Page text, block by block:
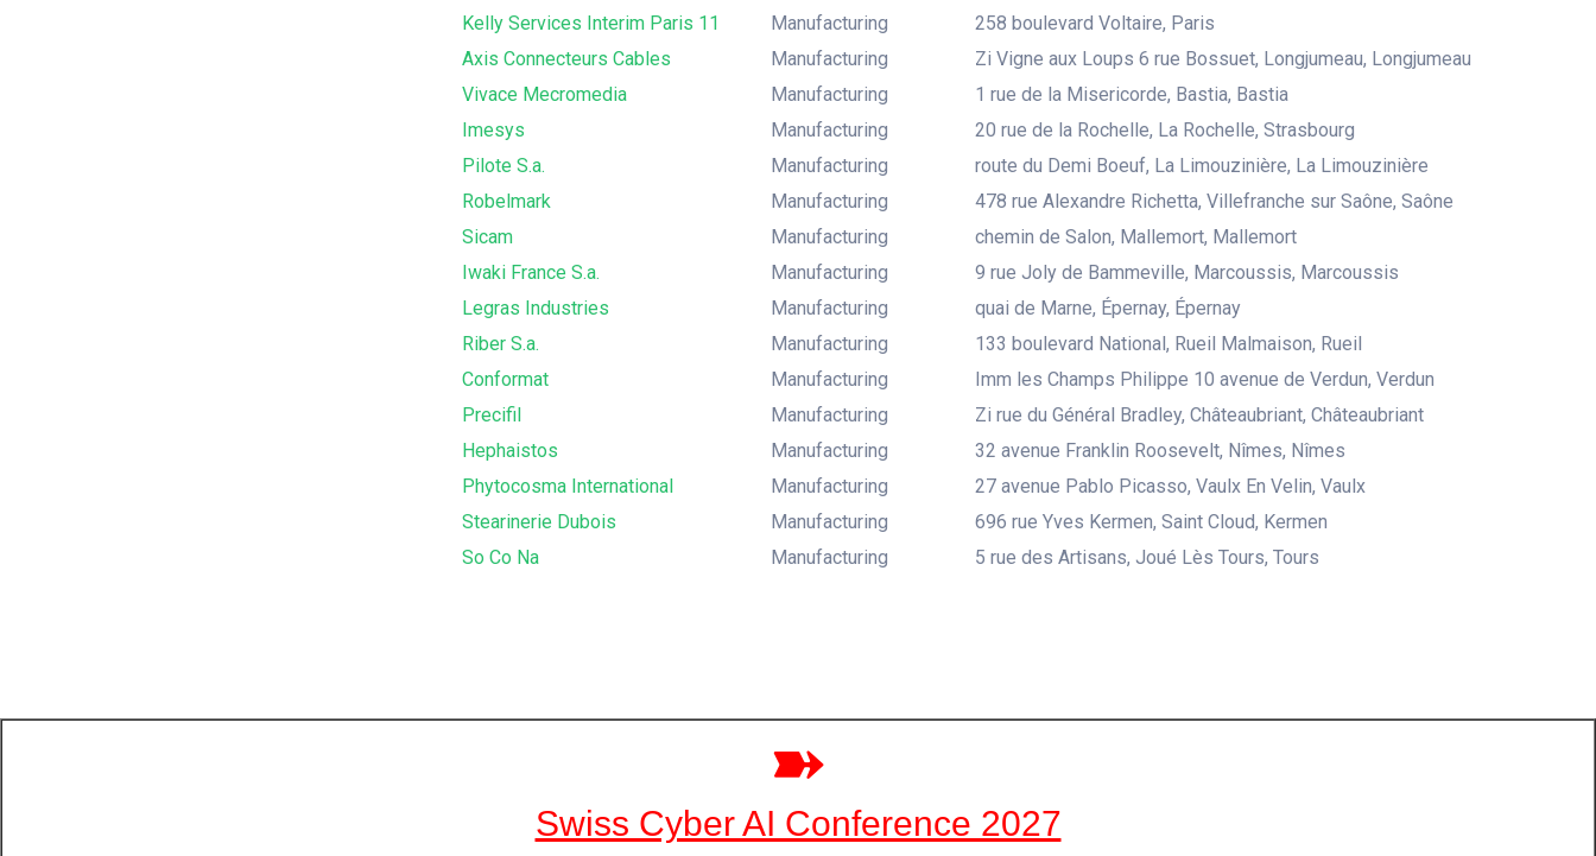
Kelly Services Interim Paris 11
Manufacturing
258 boulevard Voltaire, Paris
Axis Connecteurs Cables
Manufacturing
Zi Vigne aux Loups 6 rue Bossuet, Longjumeau, Longjumeau
Vivace Mecromedia
Manufacturing
1 rue de la Misericorde, Bastia, Bastia
Imesys
Manufacturing
20 rue de la Rochelle, La Rochelle, Strasbourg
Pilote S.a.
Manufacturing
route du Demi Boeuf, La Limouzinière, La Limouzinière
Robelmark
Manufacturing
478 rue Alexandre Richetta, Villefranche sur Saône, Saône
Sicam
Manufacturing
chemin de Salon, Mallemort, Mallemort
Iwaki France S.a.
Manufacturing
9 rue Joly de Bammeville, Marcoussis, Marcoussis
Legras Industries
Manufacturing
quai de Marne, Épernay, Épernay
Riber S.a.
Manufacturing
133 boulevard National, Rueil Malmaison, Rueil
Conformat
Manufacturing
Imm les Champs Philippe 10 avenue de Verdun, Verdun
Precifil
Manufacturing
Zi rue du Général Bradley, Châteaubriant, Châteaubriant
Hephaistos
Manufacturing
32 avenue Franklin Roosevelt, Nîmes, Nîmes
Phytocosma International
Manufacturing
27 avenue Pablo Picasso, Vaulx En Velin, Vaulx
Stearinerie Dubois
Manufacturing
696 rue Yves Kermen, Saint Cloud, Kermen
So Co Na
Manufacturing 5 rue des Artisans, Joué Lès Tours, Tours